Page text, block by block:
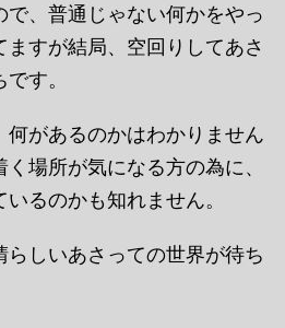
、普通じゃない何かをやっ
すが結局、空回りしてあさ
す。
何があるのかはわかりません
場所が気になる方の為に、
るのかも知れません。
しいあさっての世界が待ち